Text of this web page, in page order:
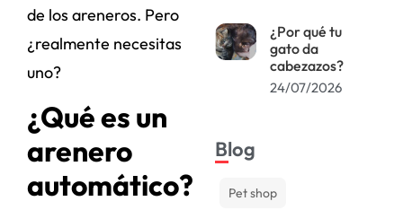
de los areneros. Pero
¿realmente necesitas
uno?
¿Qué es un
arenero
automático?
¿Por qué tu
gato da
cabezazos?
24/07/2026
Blog
Pet shop